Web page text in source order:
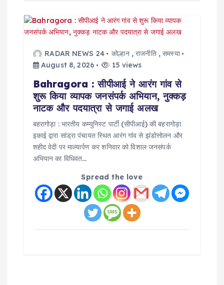
RADAR NEWS 24 कोल्हान,राजनीति,समस्या
August 8, 2026
15 views
Bahragora : सीपीआई ने आरंग गांव से
शुरू किया व्यापक जनसंपर्क अभियान, नुक्कड़
नाटक और पदयात्रा से जगाई अलख
बहरागोड़ा : भारतीय कम्युनिस्ट पार्टी (सीपीआई) की बहरागोड़ा
इकाई द्वारा सांड्रा पंचायत स्थित आरंग गांव से झंडोत्तोलन और
शहीद वेदी पर माल्यार्पण कर शनिवार को विशाल जनसंपर्क
अभियान का विधिवत…
Spread the love